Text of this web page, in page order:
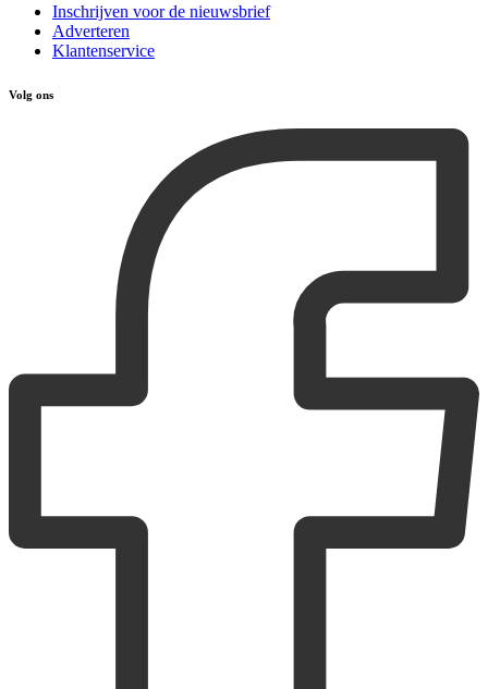
Inschrijven voor de nieuwsbrief
Adverteren
Klantenservice
Volg ons